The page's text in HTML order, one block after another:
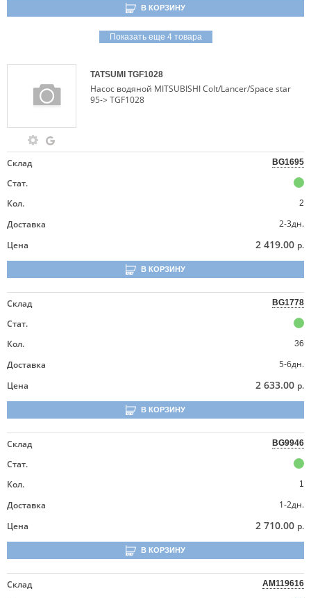
В КОРЗИНУ
Показать еще 4 товара
TATSUMI TGF1028
Насос водяной MITSUBISHI Colt/Lancer/Space star
95-> TGF1028
Склад BG1695
Стат.
Кол.
2
Доставка
2-3дн.
Цена
2 419.00 р.
В КОРЗИНУ
Склад BG1778
Стат.
Кол.
36
Доставка
5-6дн.
Цена
2 633.00 р.
В КОРЗИНУ
Склад BG9946
Стат.
Кол.
1
Доставка
1-2дн.
Цена
2 710.00 р.
В КОРЗИНУ
Склад AM119616